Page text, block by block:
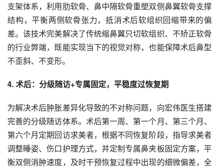
支架体系，利用肋软骨、鼻中隔软骨重塑双侧鼻翼软骨支撑
结构，平衡两侧软骨张力，抵消术后软组织回缩带来的偏
差。该技术完美解决了传统缩鼻翼只切软组织、不矫正软骨
的行业弊端，既能实现当下的视觉对称，也能保障术后鼻型
不歪斜、不变形。
4. 术后：分级随访+专属固定，平稳度过恢复期
为解决术后肿胀差异化导致的不对称问题，向宏伟医生搭建
完善的分级随访体系。术后第一周、第一个月、第三个月、
第六个月定期回访求美者，根据不同恢复阶段，指导求美者
调整睡姿、伤口护理方式，并定制专属鼻夹板固定方案，平
衡双侧消肿速度，及时干预恢复过程中出现的细微偏差，全